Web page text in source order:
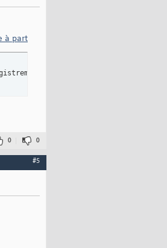
à part
actuel.
0 0
#5